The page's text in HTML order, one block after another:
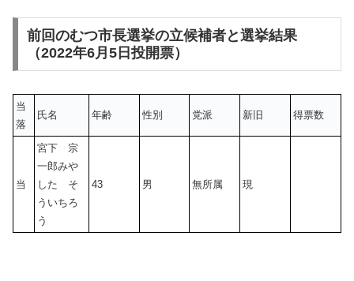
前回のむつ市長選挙の立候補者と選挙結果
（2022年6月5日投開票）
当
落
氏名 年齢 性別 党派 新旧 得票数
当
宮下 宗
一郎みや
した そ
ういちろ
う
43 男 無所属 現